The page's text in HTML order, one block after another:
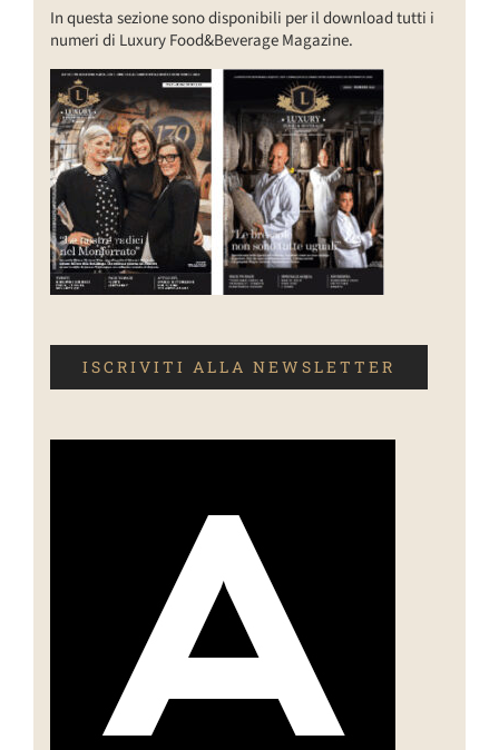
In questa sezione sono disponibili per il download tutti i
numeri di Luxury Food&Beverage Magazine.
ISCRIVITI ALLA NEWSLETTER